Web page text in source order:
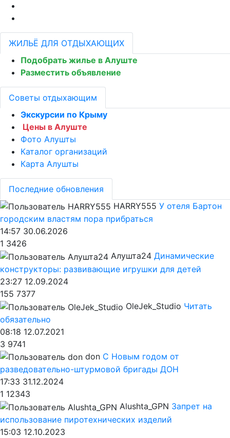
ЖИЛЬЁ ДЛЯ ОТДЫХАЮЩИХ
Подобрать жилье в Алуште
Разместить объявление
Советы отдыхающим
Экскурсии по Крыму
Цены в Алуште
Фото Алушты
Каталог организаций
Карта Алушты
Последние обновления
HARRY555 У отеля Бартон
городским властям пора прибраться
14:57 30.06.2026
1 3426
Алушта24 Динамические
конструкторы: развивающие игрушки для детей
23:27 12.09.2024
155 7377
OleJek_Studio Читать
обязательно
08:18 12.07.2021
3 9741
don С Новым годом от
разведовательно-штурмовой бригады ДОН
17:33 31.12.2024
1 12343
Alushta_GPN Запрет на
использование пиротехнических изделий
15:03 12.10.2023